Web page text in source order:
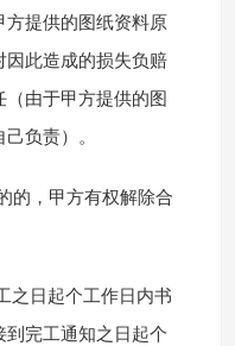
方提供的图纸资料原
因此造成的损失负赔
由于甲方提供的图
负责）。
的，甲方有权解除合
之日起个工作日内书
完工通知之日起个